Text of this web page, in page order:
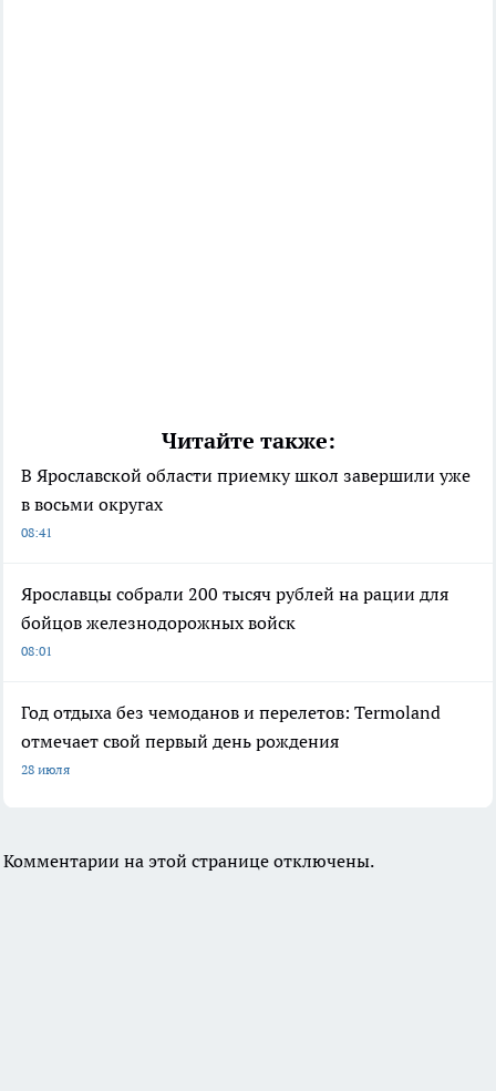
Читайте также:
В Ярославской области приемку школ завершили уже
в восьми округах
08:41
Ярославцы собрали 200 тысяч рублей на рации для
бойцов железнодорожных войск
08:01
Год отдыха без чемоданов и перелетов: Termoland
отмечает свой первый день рождения
28 июля
Комментарии на этой странице отключены.